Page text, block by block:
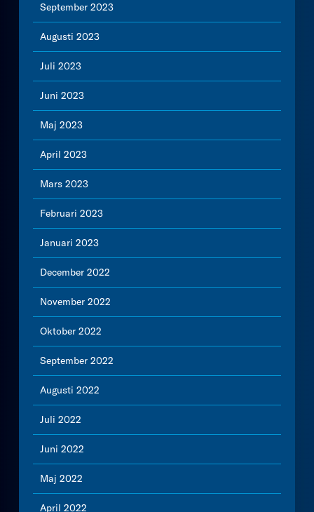
September 2023
Augusti 2023
Juli 2023
Juni 2023
Maj 2023
April 2023
Mars 2023
Februari 2023
Januari 2023
December 2022
November 2022
Oktober 2022
September 2022
Augusti 2022
Juli 2022
Juni 2022
Maj 2022
April 2022